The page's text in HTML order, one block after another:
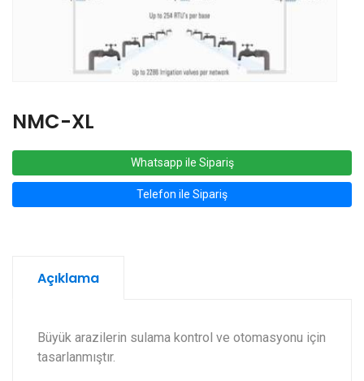
NMC-XL
Whatsapp ile Sipariş
Telefon ile Sipariş
Açıklama
Büyük arazilerin sulama kontrol ve otomasyonu için
tasarlanmıştır.